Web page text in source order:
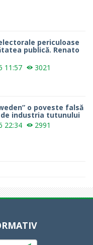
periculoase
publică. Renato
11:57 3021
o poveste falsă
de industria tutunului
22:34 2991